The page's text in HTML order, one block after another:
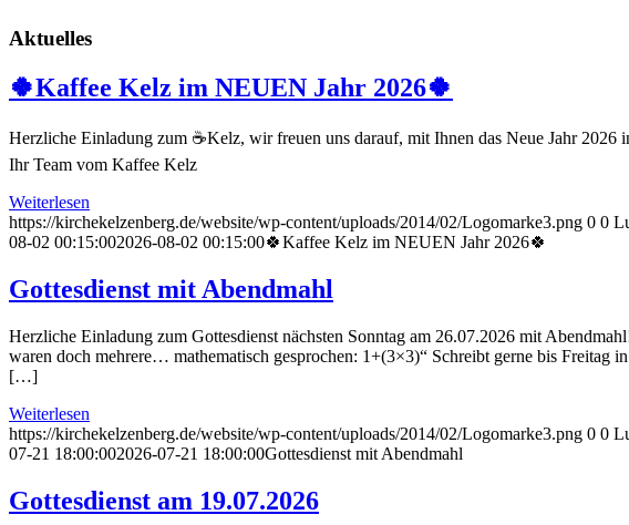
Aktuelles
🍀Kaffee Kelz im NEUEN Jahr 2026🍀
Herzliche Einladung zum ☕️Kelz, wir freuen uns darauf, mit Ihnen das Neue Jahr 2026
Ihr Team vom Kaffee Kelz
Weiterlesen
https://kirchekelzenberg.de/website/wp-content/uploads/2014/02/Logomarke3.png 0 0
08-02 00:15:002026-08-02 00:15:00🍀Kaffee Kelz im NEUEN Jahr 2026🍀
Gottesdienst mit Abendmahl
Herzliche Einladung zum Gottesdienst nächsten Sonntag am 26.07.2026 mit
waren doch mehrere… mathematisch gesprochen: 1+(3×3)“ Schreibt gerne bis Freitag
[…]
Weiterlesen
https://kirchekelzenberg.de/website/wp-content/uploads/2014/02/Logomarke3.png 0 0
07-21 18:00:002026-07-21 18:00:00Gottesdienst mit Abendmahl
Gottesdienst am 19.07.2026